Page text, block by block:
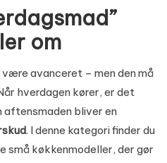
om
avanceret – men den må
hverdagen kører, er det
bliver en
. I denne kategori finder du
køkkenmodeller, der gør